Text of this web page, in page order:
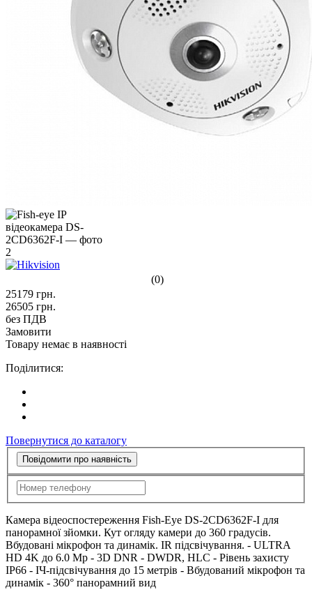
(0)
25179 грн.
26505 грн.
без ПДВ
Замовити
Товару немає в наявності
Поділитися:
Повернутися до каталогу
Повідомити про наявність
Камера відеоспостереження Fish-Eye DS-2CD6362F-I для
панорамної зйомки. Кут огляду камери до 360 градусів.
Вбудовані мікрофон та динамік. IR підсвічування. - ULTRA
HD 4K до 6.0 Mp - 3D DNR - DWDR, HLC - Рівень захисту
IP66 - ІЧ-підсвічування до 15 метрів - Вбудований мікрофон та
динамік - 360° панорамний вид